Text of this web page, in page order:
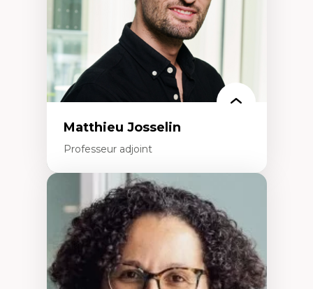
Développement de cadres politiques
Collaboration avec des entreprises
pharmaceutiques
Rédaction de publications et de rapports
politiques
Enseignement et mentorat
Matthieu Josselin
Professeur adjoint
Expertises
Ethnographie critique des environnements
d’apprentissage des étudiant.e.s
Approche transdisciplinaire des
compétences socioaffectives et
interculturelles
Didactique des langues secondes et
compétence pragmatique